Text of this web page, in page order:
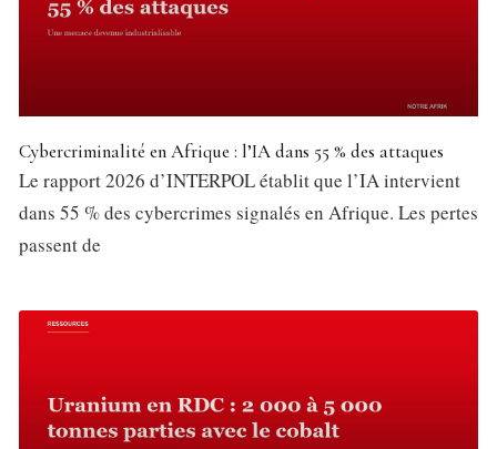
Cybercriminalité en Afrique : l’IA dans 55 % des attaques
Le rapport 2026 d’INTERPOL établit que l’IA intervient
dans 55 % des cybercrimes signalés en Afrique. Les pertes
passent de